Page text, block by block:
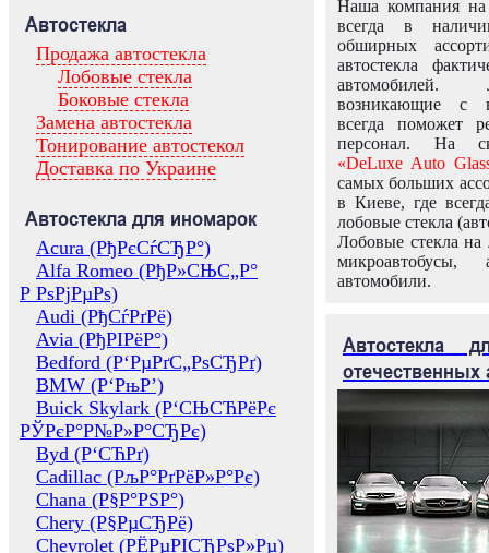
Автостекла
Продажа автостекла
Лобовые стекла
Боковые стекла
Замена автостекла
Тонирование автостекол
Доставка по Украине
Автостекла для иномарок
Acura (РђРєСѓСЂР°)
Alfa Romeo (РђР»СЊС„Р°
Р РѕРјРµРѕ)
Audi (РђСѓРґРё)
Avia (РђРІРёР°)
Bedford (Р‘РµРґС„РѕСЂРґ)
BMW (Р‘РњР’)
Buick Skylark (Р‘СЊСЋРёРє
РЎРєР°Р№Р»Р°СЂРє)
Byd (Р‘СЋРґ)
Cadillac (РљР°РґРёР»Р°Рє)
Chana (Р§Р°РЅР°)
Chery (Р§РµСЂРё)
Chevrolet (РЁРµРІСЂРѕР»Рµ)
Наша компания на
всегда в
обширных
автостекла
возникающие с
всегда поможет
персонал. На
«DeLuxe Auto
самых больших
в Киеве, где
лобовые стекла
Лобовые стекла на
микроавтобусы,
автомобили.
Автостекла
отечественных